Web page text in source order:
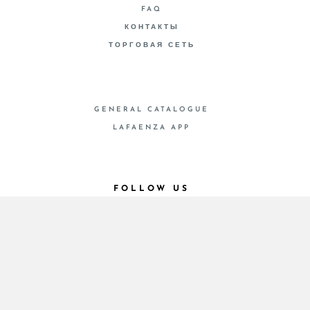
FAQ
КОНТАКТЫ
ТОРГОВАЯ СЕТЬ
GENERAL CATALOGUE
LAFAENZA APP
FOLLOW US